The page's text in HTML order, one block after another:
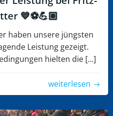
💙⚽️💪🏼
haben unsere jüngsten
Leistung gezeigt.
hielten die […]
weiterlesen